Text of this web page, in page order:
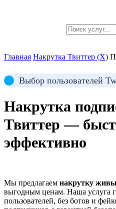
Главная Накрутка Твиттер (X)
Выбор пользователей
Накрутка
Твиттер —
эффективно
Мы предлагаем накрутку
выгодным ценам. Наша услуга
пользователей, без ботов и